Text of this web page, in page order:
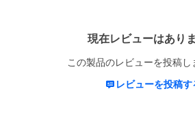
現在レビューはあり
この製品のレビューを投稿し
レビューを投稿す